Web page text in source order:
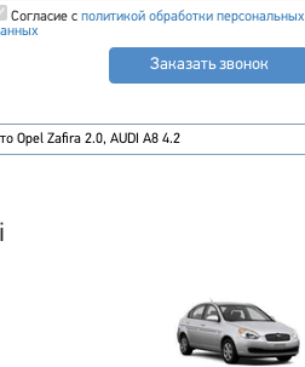
Согласие с политикой обработки персональных
Заказать звонок